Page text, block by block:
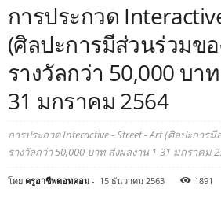
การประกวด
(ศิลปะการมีส่วนร่วมข
รางวัลกว่า 50,000 บา
31 มกราคม 2564
การประกวด Interactive - Street - Art (ศิลปะกา
รางวัลกว่า 50,000 บาท ส่งผลงาน 1-31 มกราคม
โดย ครูอาชีพดอทคอม - 15 ธันวาคม 2563 1891